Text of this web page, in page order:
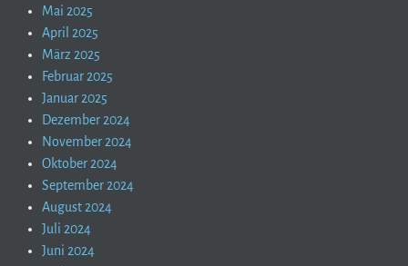
Mai 2025
April 2025
März 2025
Februar 2025
Januar 2025
Dezember 2024
November 2024
Oktober 2024
September 2024
August 2024
Juli 2024
Juni 2024